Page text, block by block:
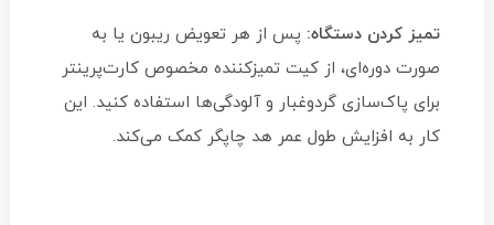
تمیز کردن دستگاه:پس از هر تعویض ریبون یا به
صورت دوره‌ای، از کیت تمیزکننده مخصوص کارت‌پرینتر
برای پاک‌سازی گردوغبار و آلودگی‌ها استفاده کنید. این
کار به افزایش طول عمر هد چاپگر کمک می‌کند.